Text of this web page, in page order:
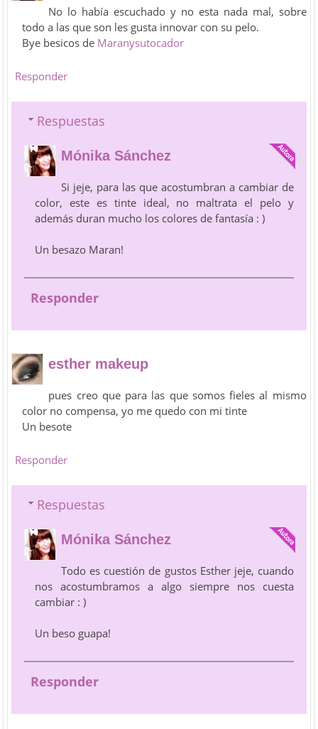
No lo había escuchado y no esta nada mal, sobre
todo a las que son les gusta innovar con su pelo.
Bye besicos de Maranysutocador
Responder
Respuestas
Mónika Sánchez
Si jeje, para las que acostumbran a cambiar de
color, este es tinte ideal, no maltrata el pelo y
además duran mucho los colores de fantasía : )
Un besazo Maran!
Responder
esther makeup
pues creo que para las que somos fieles al mismo
color no compensa, yo me quedo con mi tinte
Un besote
Responder
Respuestas
Mónika Sánchez
Todo es cuestión de gustos Esther jeje, cuando
nos acostumbramos a algo siempre nos cuesta
cambiar : )
Un beso guapa!
Responder